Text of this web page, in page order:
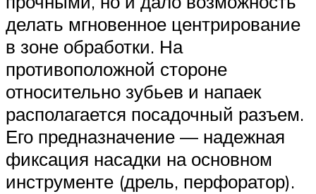
делать мгновенное центрирование
в зоне обработки. На
противоположной стороне
относительно зубьев и напаек
располагается посадочный разъем.
Его предназначение — надежная
фиксация насадки на основном
инструменте (дрель, перфоратор).